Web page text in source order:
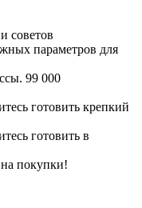
советов
параметров для
99 000
готовить крепкий
готовить в
покупки!